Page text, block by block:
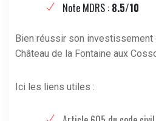
Note MDRS : 8.5/10
Bien réussir son investissement
Château de la Fontaine aux
Ici les liens utiles :